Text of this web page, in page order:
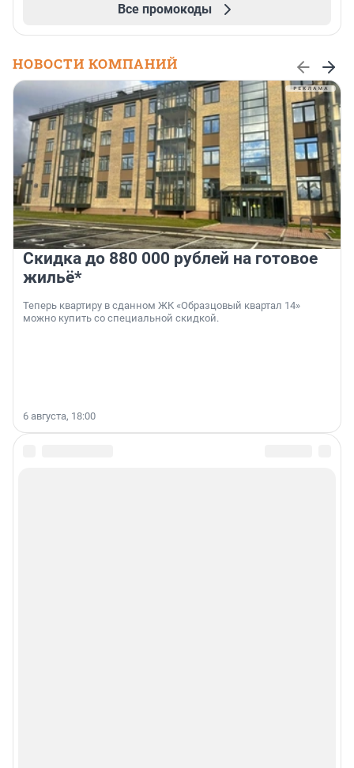
Все промокоды
НОВОСТИ КОМПАНИЙ
Скидка до 880 000 рублей на готовое
жильё*
Теперь квартиру в сданном ЖК «Образцовый квартал 14»
можно купить со специальной скидкой.
6 августа, 18:00